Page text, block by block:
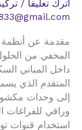
اترك تعليقاً /
مقدمة عن أنظمة
المخفي من
داخل المباني
المتقدم الذي
إلى وحدات
وراقي للفراغات
استخدام قنوات